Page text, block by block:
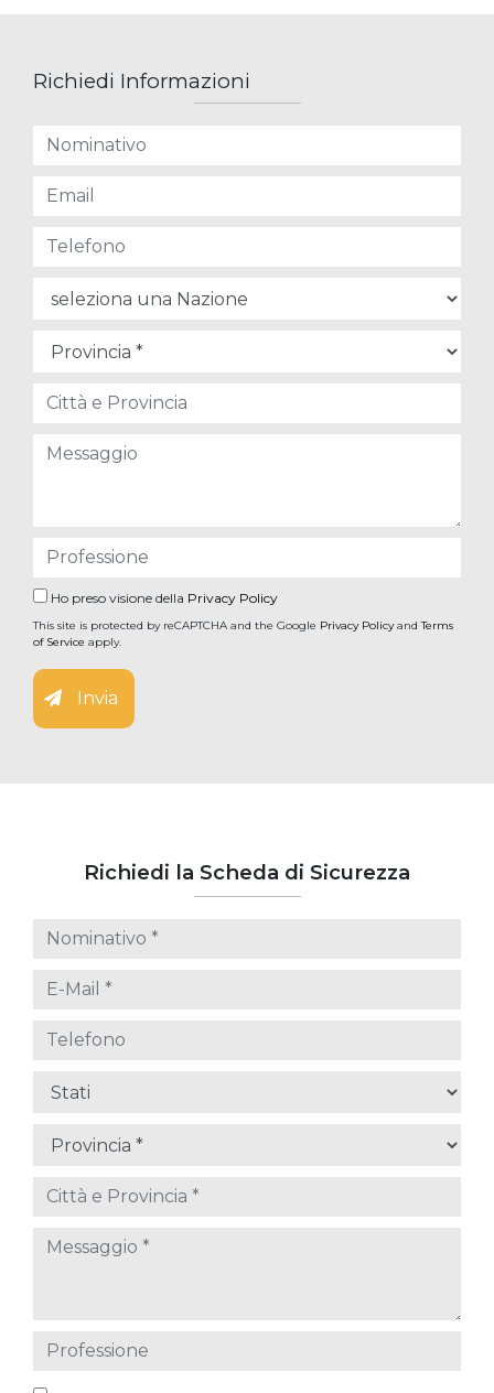
Richiedi Informazioni
Ho preso visione della Privacy Policy
This site is protected by reCAPTCHA and the Google Privacy PolicyandTerms
of Service apply.
Invia
Richiedi la Scheda di Sicurezza